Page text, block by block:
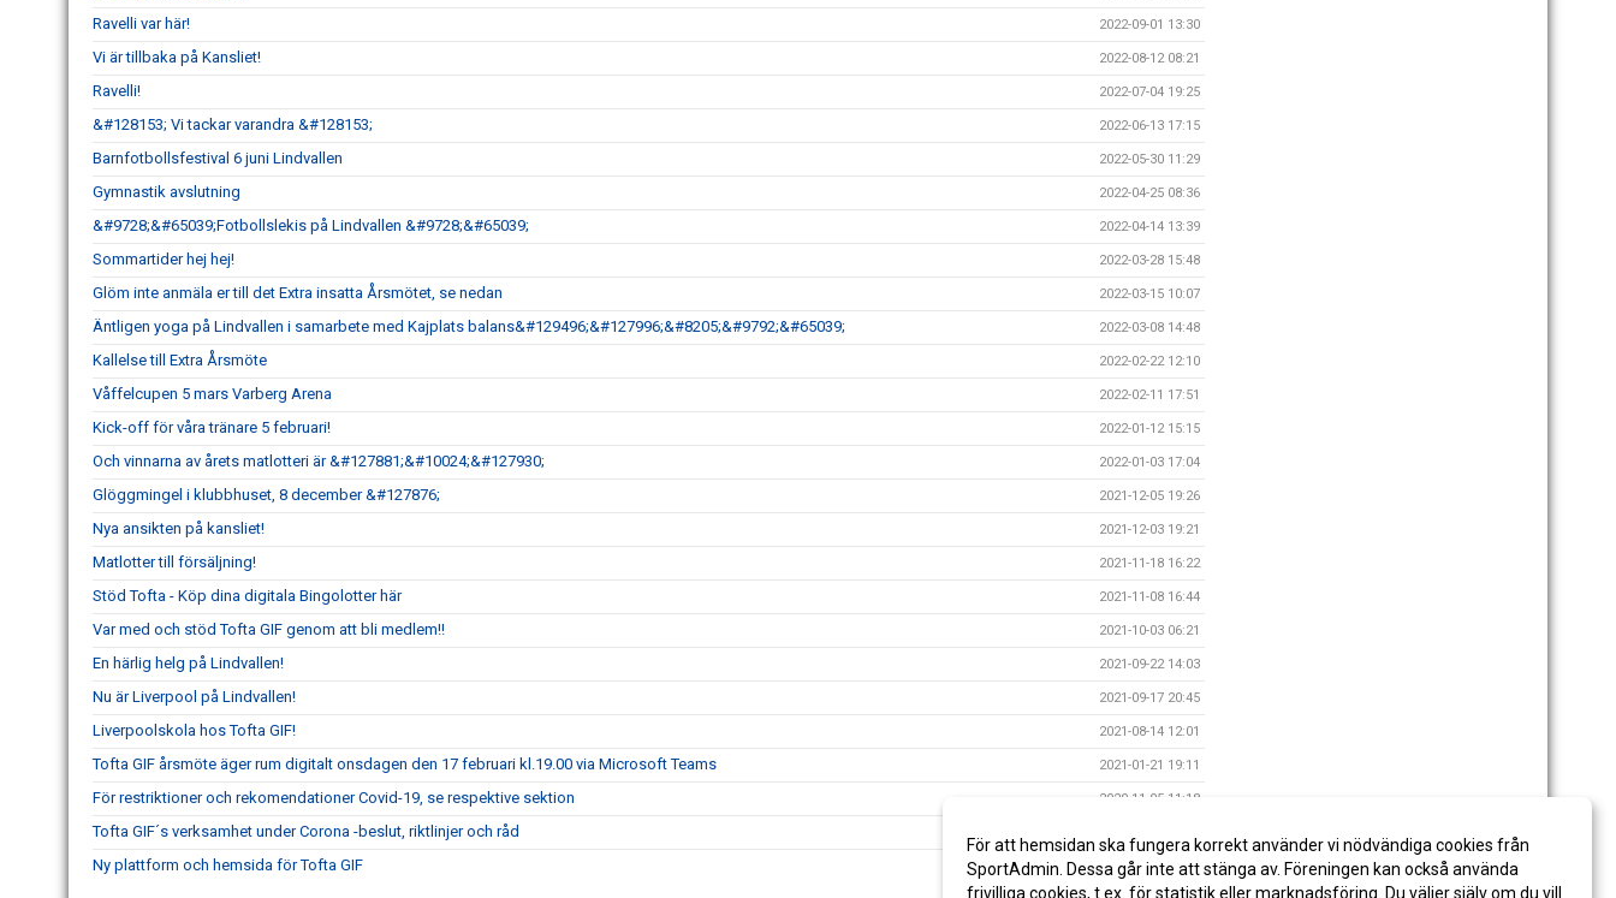
Ravelli var här! 2022-09-01 13:30
Vi är tillbaka på Kansliet! 2022-08-12 08:21
Ravelli! 2022-07-04 19:25
&#128153; Vi tackar varandra &#128153; 2022-06-13 17:15
Barnfotbollsfestival 6 juni Lindvallen 2022-05-30 11:29
Gymnastik avslutning 2022-04-25 08:36
&#9728;&#65039;Fotbollslekis på Lindvallen &#9728;&#65039; 2022-04-14 13:39
Sommartider hej hej! 2022-03-28 15:48
Glöm inte anmäla er till det Extra insatta Årsmötet, se nedan 2022-03-15 10:07
Äntligen yoga på Lindvallen i samarbete med Kajplats balans&#129496;&#127996;&#8205;&#9792;&#65039; 2022-03-08 14:48
Kallelse till Extra Årsmöte 2022-02-22 12:10
Våffelcupen 5 mars Varberg Arena 2022-02-11 17:51
Kick-off för våra tränare 5 februari! 2022-01-12 15:15
Och vinnarna av årets matlotteri är &#127881;&#10024;&#127930; 2022-01-03 17:04
Glöggmingel i klubbhuset, 8 december &#127876; 2021-12-05 19:26
Nya ansikten på kansliet! 2021-12-03 19:21
Matlotter till försäljning! 2021-11-18 16:22
Stöd Tofta - Köp dina digitala Bingolotter här 2021-11-08 16:44
Var med och stöd Tofta GIF genom att bli medlem!! 2021-10-03 06:21
En härlig helg på Lindvallen! 2021-09-22 14:03
Nu är Liverpool på Lindvallen! 2021-09-17 20:45
Liverpoolskola hos Tofta GIF! 2021-08-14 12:01
Tofta GIF årsmöte äger rum digitalt onsdagen den 17 februari kl.19.00 via Microsoft Teams 2021-01-21 19:11
För restriktioner och rekomendationer Covid-19, se respektive sektion 2020-11-05 11:18
Tofta GIF´s verksamhet under Corona -beslut, riktlinjer och råd
Ny plattform och hemsida för Tofta GIF 2020-08-11 13:44
För att hemsidan ska fungera korrekt använder vi nödvändiga cookies från
SportAdmin. Dessa går inte att stänga av. Föreningen kan också använda
frivilliga cookies, t.ex. för statistik eller marknadsföring. Du väljer själv om du vill